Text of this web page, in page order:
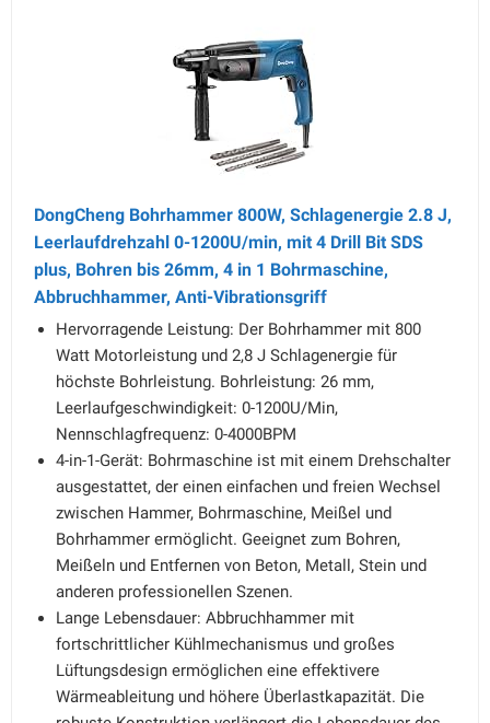
DongCheng Bohrhammer 800W, Schlagenergie 2.8 J,
Leerlaufdrehzahl 0-1200U/min, mit 4 Drill Bit SDS
plus, Bohren bis 26mm, 4 in 1 Bohrmaschine,
Abbruchhammer, Anti-Vibrationsgriff
Hervorragende Leistung: Der Bohrhammer mit 800
Watt Motorleistung und 2,8 J Schlagenergie für
höchste Bohrleistung. Bohrleistung: 26 mm,
Leerlaufgeschwindigkeit: 0-1200U/Min,
Nennschlagfrequenz: 0-4000BPM
4-in-1-Gerät: Bohrmaschine ist mit einem Drehschalter
ausgestattet, der einen einfachen und freien Wechsel
zwischen Hammer, Bohrmaschine, Meißel und
Bohrhammer ermöglicht. Geeignet zum Bohren,
Meißeln und Entfernen von Beton, Metall, Stein und
anderen professionellen Szenen.
Lange Lebensdauer: Abbruchhammer mit
fortschrittlicher Kühlmechanismus und großes
Lüftungsdesign ermöglichen eine effektivere
Wärmeableitung und höhere Überlastkapazität. Die